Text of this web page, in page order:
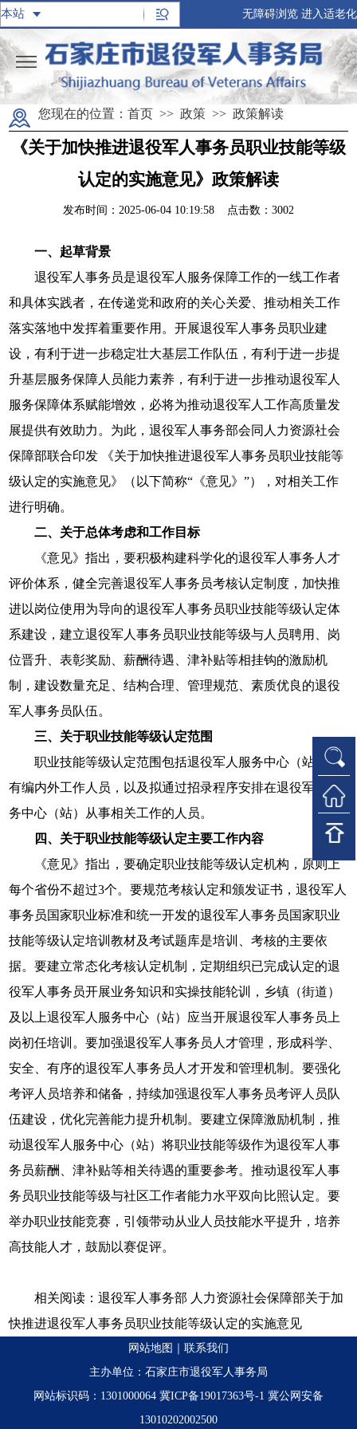
无障碍浏览 进入适老化
您现在的位置：首页 >>政策 >>政策解读
《关于加快推进退役军人事务员职业技能等级
认定的实施意见》政策解读
发布时间：2025-06-04 10:19:58 点击数： 3002
一、起草背景
退役军人事务员是退役军人服务保障工作的一线工作者
和具体实践者，在传递党和政府的关心关爱、推动相关工作
落实落地中发挥着重要作用。开展退役军人事务员职业建
设，有利于进一步稳定壮大基层工作队伍，有利于进一步提
升基层服务保障人员能力素养，有利于进一步推动退役军人
服务保障体系赋能增效，必将为推动退役军人工作高质量发
展提供有效助力。为此，退役军人事务部会同人力资源社会
保障部联合印发 《关于加快推进退役军人事务员职业技能等
级认定的实施意见》（以下简称“《意见》”），对相关工作
进行明确。
二、关于总体考虑和工作目标
《意见》指出，要积极构建科学化的退役军人事务人才
评价体系，健全完善退役军人事务员考核认定制度，加快推
进以岗位使用为导向的退役军人事务员职业技能等级认定体
系建设，建立退役军人事务员职业技能等级与人员聘用、岗
位晋升、表彰奖励、薪酬待遇、津补贴等相挂钩的激励机
制，建设数量充足、结构合理、管理规范、素质优良的退役
军人事务员队伍。
三、关于职业技能等级认定范围
职业技能等级认定范围包括退役军人服务中心（站）现
有编内外工作人员，以及拟通过招录程序安排在退役军人服
务中心（站）从事相关工作的人员。
四、关于职业技能等级认定主要工作内容
《意见》指出，要确定职业技能等级认定机构，原则上
每个省份不超过3个。要规范考核认定和颁发证书，退役军人
事务员国家职业标准和统一开发的退役军人事务员国家职业
技能等级认定培训教材及考试题库是培训、考核的主要依
据。要建立常态化考核认定机制，定期组织已完成认定的退
役军人事务员开展业务知识和实操技能轮训，乡镇（街道）
及以上退役军人服务中心（站）应当开展退役军人事务员上
岗初任培训。要加强退役军人事务员人才管理，形成科学、
安全、有序的退役军人事务员人才开发和管理机制。要强化
考评人员培养和储备，持续加强退役军人事务员考评人员队
伍建设，优化完善能力提升机制。要建立保障激励机制，推
动退役军人服务中心（站）将职业技能等级作为退役军人事
务员薪酬、津补贴等相关待遇的重要参考。推动退役军人事
务员职业技能等级与社区工作者能力水平双向比照认定。要
举办职业技能竞赛，引领带动从业人员技能水平提升，培养
高技能人才，鼓励以赛促评。
相关阅读：退役军人事务部 人力资源社会保障部关于加
快推进退役军人事务员职业技能等级认定的实施意见
网站地图
联系我们
主办单位：石家庄市退役军人事务局
网站标识码：1301000064 冀ICP备19017363号-1 冀公网安备
13010202002500